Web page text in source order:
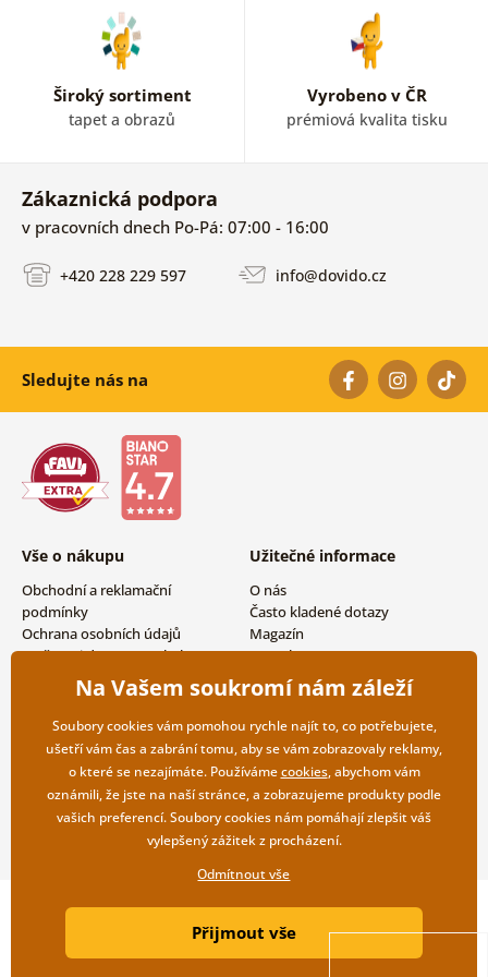
Široký sortiment
tapet a obrazů
Vyrobeno v ČR
prémiová kvalita tisku
Zákaznická podpora
v pracovních dnech Po-Pá: 07:00 - 16:00
+420 228 229 597 info@dovido.cz
Sledujte nás na
Vše o nákupu
Obchodní a reklamační
podmínky
Ochrana osobních údajů
Možnosti dopravy a platby
Vrácení zboží
Užitečné informace
O nás
Často kladené dotazy
Magazín
Kontakty
Velkoobchodní spolupráce
Copyright ©2019 © Dovido.cz.
Litvanyi.sk| E-shop vytvořila
Na Vašem soukromí nám záleží
Soubory cookies vám pomohou rychle najít to, co potřebujete,
ušetří vám čas a zabrání tomu, aby se vám zobrazovaly reklamy,
o které se nezajímáte. Používámecookies, abychom vám
oznámili, že jste na naší stránce, a zobrazujeme produkty podle
vašich preferencí. Soubory cookies nám pomáhají zlepšit váš
vylepšený zážitek z procházení.
Odmítnout vše
Přijmout vše